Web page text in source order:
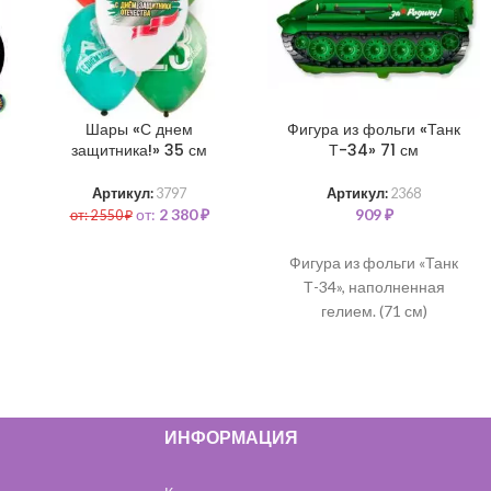
Шары «С днем
защитника!» 35 см
Артикул: 3797
от:2 550₽ от: 2 380₽
Фигура из фольги «Танк
Т-34» 71 см
Артикул: 2368
909₽
Фигура из фольги «Танк
Т-34», наполненная
гелием. (71 см)
ИНФОРМАЦИЯ